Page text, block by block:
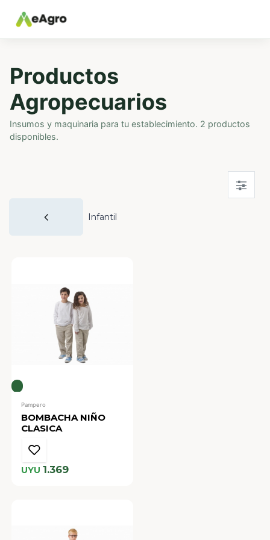
Productos
Agropecuarios
Insumos y maquinaria para tu establecimiento. 2 productos
disponibles.
Infantil
Pampero
BOMBACHA NIÑO
CLASICA
UYU 1.369